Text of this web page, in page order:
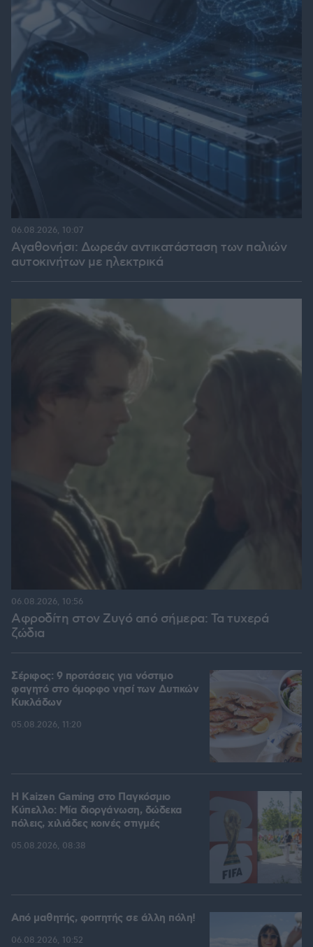
Αγαθονήσι: Δωρεάν αντικατάσταση των παλιών
αυτοκινήτων με ηλεκτρικά
06.08.2026, 10:07
Αφροδίτη στον Ζυγό από σήμερα: Τα τυχερά
ζώδια
06.08.2026, 10:56
Σέριφος: 9 προτάσεις για νόστιμο
φαγητό στο όμορφο νησί των Δυτικών
Κυκλάδων
05.08.2026, 11:20
H Kaizen Gaming στο Παγκόσμιο
Kύπελλο: Μία διοργάνωση, δώδεκα
πόλεις, χιλιάδες κοινές στιγμές
05.08.2026, 08:38
Από μαθητής, φοιτητής σε άλλη πόλη!
06.08.2026, 10:52